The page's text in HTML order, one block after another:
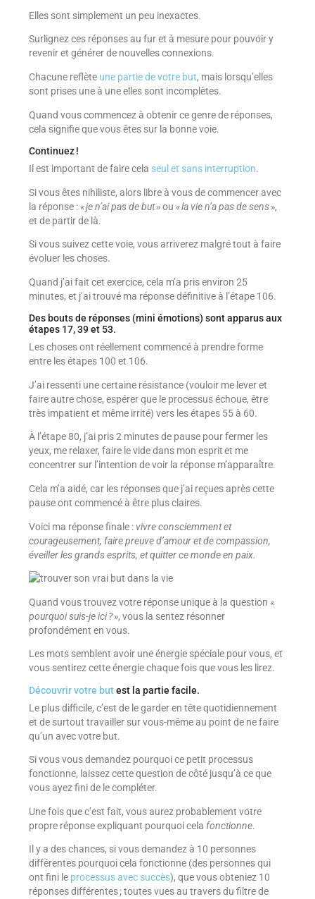
Elles sont simplement un peu inexactes.
Surlignez ces réponses au fur et à mesure pour pouvoir y
revenir et générer de nouvelles connexions.
Chacune reflète une partie de votre but, mais lorsqu’elles
sont prises une à une elles sont incomplètes.
Quand vous commencez à obtenir ce genre de réponses,
cela signifie que vous êtes sur la bonne voie.
Continuez !
Il est important de faire cela seul et sans interruption.
Si vous êtes nihiliste, alors libre à vous de commencer avec
la réponse :« je n’ai pas de but »ou « la vie n’a pas de sens »,
et de partir de là.
Si vous suivez cette voie, vous arriverez malgré tout à faire
évoluer les choses.
Quand j’ai fait cet exercice, cela m’a pris environ 25
minutes, et j’ai trouvé ma réponse définitive à l’étape 106.
Des bouts de réponses (mini émotions) sont apparus aux
étapes 17, 39 et 53.
Les choses ont réellement commencé à prendre forme
entre les étapes 100 et 106.
J’ai ressenti une certaine résistance (vouloir me lever et
faire autre chose, espérer que le processus échoue, être
très impatient et même irrité) vers les étapes 55 à 60.
À l’étape 80, j’ai pris 2 minutes de pause pour fermer les
yeux, me relaxer, faire le vide dans mon esprit et me
concentrer sur l’intention de voir la réponse m’apparaître.
Cela m’a aidé, car les réponses que j’ai reçues après cette
pause ont commencé à être plus claires.
Voici ma réponse finale : vivre consciemment et
courageusement, faire preuve d’amour et de compassion,
éveiller les grands esprits, et quitter ce monde en paix.
Quand vous trouvez votre réponse unique à la question «
pourquoi suis-je ici ? », vous la sentez résonner
profondément en vous.
Les mots semblent avoir une énergie spéciale pour vous, et
vous sentirez cette énergie chaque fois que vous les lirez.
Découvrir votre butest la partie facile.
Le plus difficile, c’est de le garder en tête quotidiennement
et de surtout travailler sur vous-même au point de ne faire
qu’un avec votre but.
Si vous vous demandez pourquoi ce petit processus
fonctionne, laissez cette question de côté jusqu’à ce que
vous ayez fini de le compléter.
Une fois que c’est fait, vous aurez probablement votre
propre réponse expliquant pourquoi cela fonctionne.
Il y a des chances, si vous demandez à 10 personnes
différentes pourquoi cela fonctionne (des personnes qui
ont fini le processus avec succès), que vous obteniez 10
réponses différentes ; toutes vues au travers du filtre de